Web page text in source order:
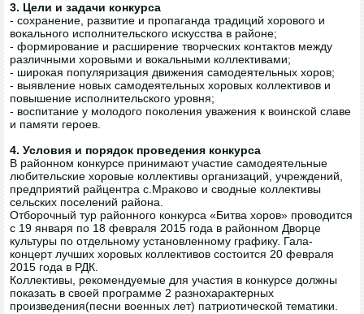
3.​ Цели и задачи конкурса
- сохранение, развитие и пропаганда традиций хорового и
вокального исполнительского искусства в районе;
- формирование и расширение творческих контактов между
различными хоровыми и вокальными коллективами;
- широкая популяризация движения самодеятельных хоров;
- выявление новых самодеятельных хоровых коллективов и
повышение исполнительского уровня;
- воспитание у молодого поколения уважения к воинской славе
и памяти героев.
4.​ Условия и порядок проведения конкурса
В районном конкурсе принимают участие самодеятельные
любительские хоровые коллективы организаций, учреждений,
предприятий райцентра с.Мраково и сводные коллективы
сельских поселений района.
Отборочный тур районного конкурса «Битва хоров» проводится
с 19 января по 18 февраля 2015 года в районном Дворце
культуры по отдельному установленному графику. Гала-
концерт лучших хоровых коллективов состоится 20 февраля
2015 года в РДК.
Коллективы, рекомендуемые для участия в конкурсе должны
показать в своей программе 2 разнохарактерных
произведения(песни военных лет) патриотической тематики.